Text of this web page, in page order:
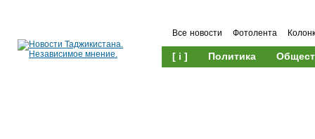
Все новости Фотолента
[ i ] Политика